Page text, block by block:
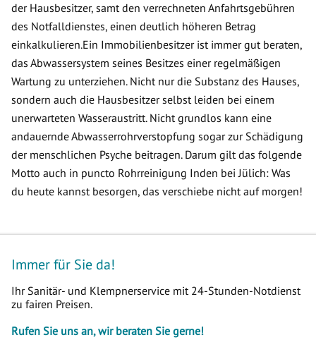
der Hausbesitzer, samt den verrechneten Anfahrtsgebühren
des Notfalldienstes, einen deutlich höheren Betrag
einkalkulieren.Ein Immobilienbesitzer ist immer gut beraten,
das Abwassersystem seines Besitzes einer regelmäßigen
Wartung zu unterziehen. Nicht nur die Substanz des Hauses,
sondern auch die Hausbesitzer selbst leiden bei einem
unerwarteten Wasseraustritt. Nicht grundlos kann eine
andauernde Abwasserrohrverstopfung sogar zur Schädigung
der menschlichen Psyche beitragen. Darum gilt das folgende
Motto auch in puncto Rohrreinigung Inden bei Jülich: Was
du heute kannst besorgen, das verschiebe nicht auf morgen!
Immer für Sie da!
Ihr Sanitär- und Klempnerservice mit 24-Stunden-Notdienst
zu fairen Preisen.
Rufen Sie uns an, wir beraten Sie gerne!